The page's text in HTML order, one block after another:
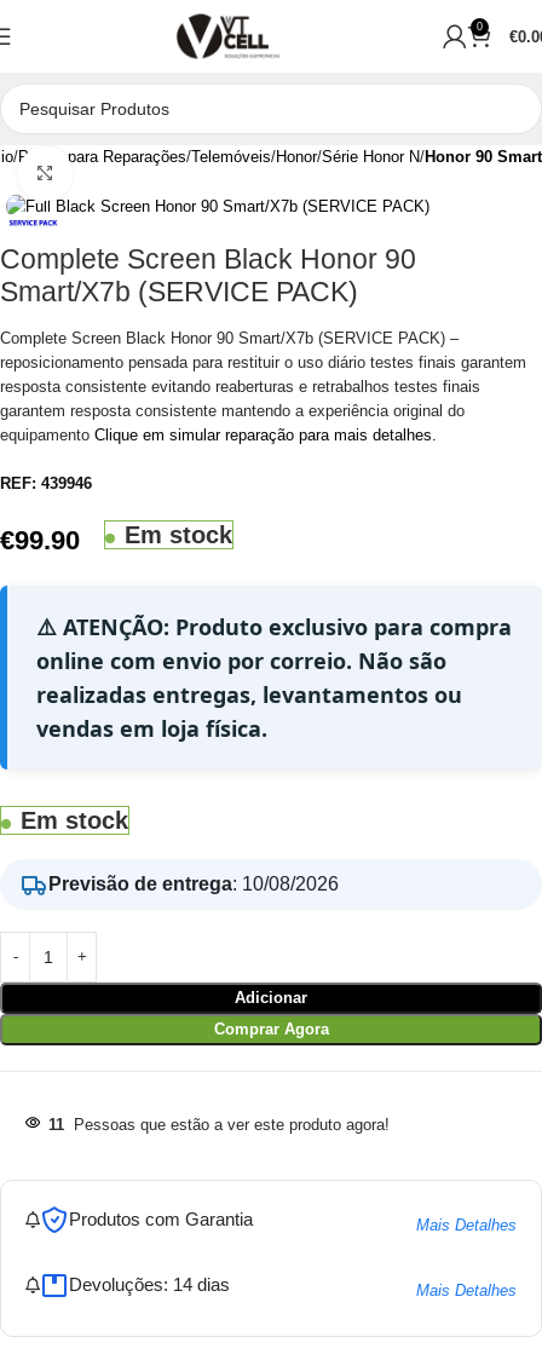
0
€
Peças para Reparações Telemóveis Honor Série Honor N Honor 90 Smart
Complete Screen Black Honor 90
Smart/X7b (SERVICE PACK)
Complete Screen Black Honor 90 Smart/X7b (SERVICE PACK) –
reposicionamento pensada para restituir o uso diário testes finais garantem
resposta consistente evitando reaberturas e retrabalhos testes finais
garantem resposta consistente mantendo a experiência original do
equipamento Clique em simular reparação para mais detalhes.
REF: 439946
€99.90 Em stock
⚠️ ATENÇÃO: Produto exclusivo para compra
online com envio por correio. Não são
realizadas entregas, levantamentos ou
vendas em loja física.
Em stock
Previsão de entrega: 10/08/2026
Adicionar
Comprar Agora
11 Pessoas que estão a ver este produto agora!
Produtos com Garantia Mais Detalhes
Devoluções: 14 dias Mais Detalhes